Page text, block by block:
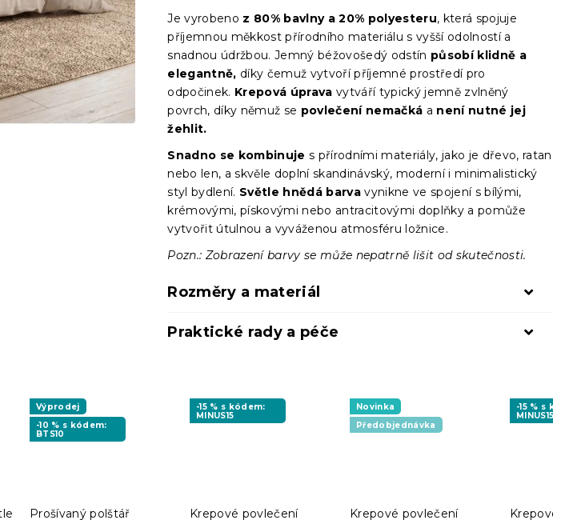
Je vyrobeno z 80% bavlny a 20% polyesteru, která spojuje
příjemnou měkkost přírodního materiálu s vyšší odolností a
snadnou údržbou. Jemný béžovošedý odstín působí klidně a
elegantně, díky čemuž vytvoří příjemné prostředí pro
odpočinek. Krepová úprava vytváří typický jemně zvlněný
povrch, díky němuž se povlečení nemačká a není nutné jej
žehlit.
Snadno se kombinuje s přírodními materiály, jako je dřevo, ratan
nebo len, a skvěle doplní skandinávský, moderní i minimalistický
styl bydlení. Světle hnědá barva vynikne ve spojení s bílými,
krémovými, pískovými nebo antracitovými doplňky a pomůže
vytvořit útulnou a vyváženou atmosféru ložnice.
Pozn.: Zobrazení barvy se může nepatrně lišit od skutečnosti.
Rozměry a materiál
Praktické rady a péče
Výprodej
-10 % s kódem:
BTS10
Prošívaný polštář
-15 % s kódem:
MINUS15
Krepové povlečení
Novinka
Předobjednávka
Krepové povlečení
-15 % s kódem:
MINUS15
Krepové